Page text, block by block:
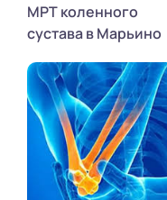
МРТ коленного
сустава в Марьино